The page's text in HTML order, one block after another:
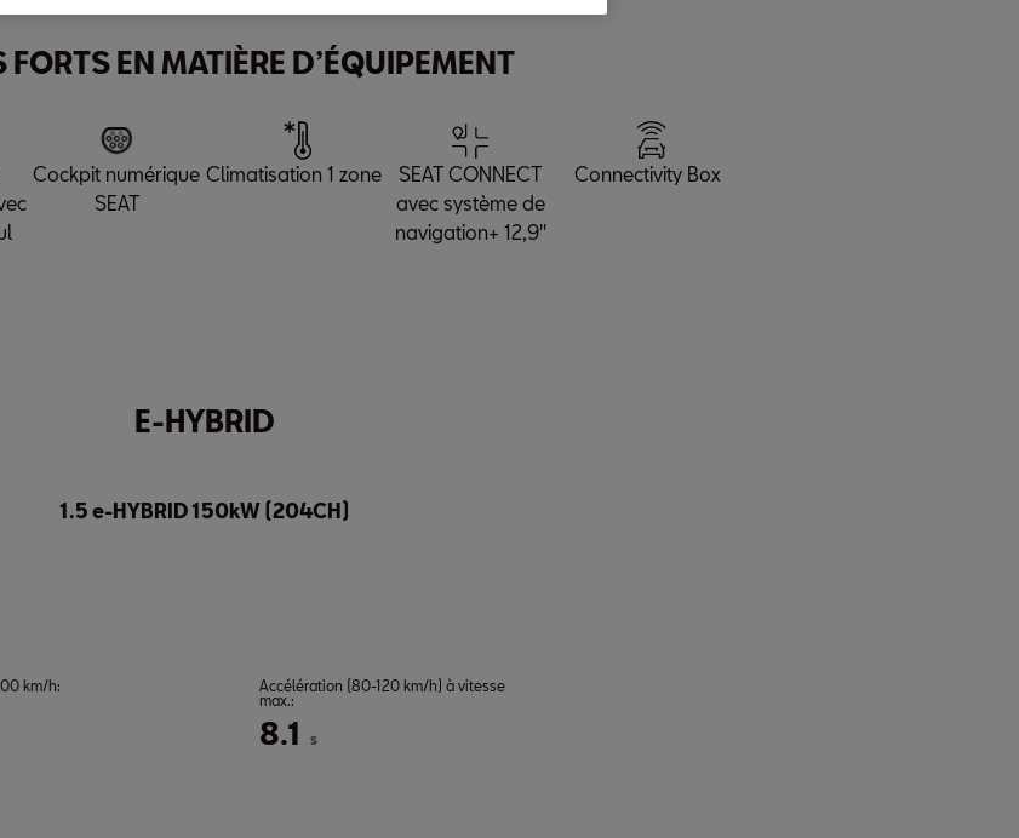
FORTS EN MATIÈRE D’ÉQUIPEMENT
Cockpit numérique
SEAT
Climatisation 1 zone
SEAT CONNECT
avec système de
navigation+ 12,9''
Connectivity Box
E-HYBRID
1.5 e-HYBRID 150kW (204CH)
km/h:
Accélération (80-120 km/h) à vitesse
max.:
8.1 s